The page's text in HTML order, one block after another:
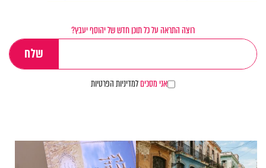
רוצה התראה על כל תוכן חדש של יהוסף יעבץ?
אני מסכיםלמדיניות הפרטיות